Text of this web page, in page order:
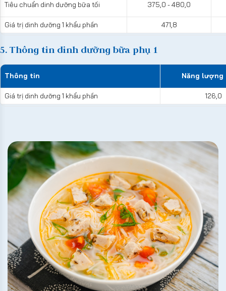
Tiêu chuẩn dinh dưỡng bữa tối 375,0 - 480,0
Giá trị dinh dưỡng 1 khẩu phần 471,8
5. Thông tin dinh dưỡng bữa phụ 1
Thông tin Năng lượng
Giá trị dinh dưỡng 1 khẩu phần 126,0